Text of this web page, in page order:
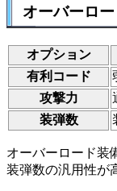
オーバーロー
オプション
有利コード
攻撃力
装弾数
オーバーロード装
装弾数の汎用性が